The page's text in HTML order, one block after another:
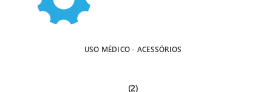
USO MÉDICO - ACESSÓRIOS
(2)